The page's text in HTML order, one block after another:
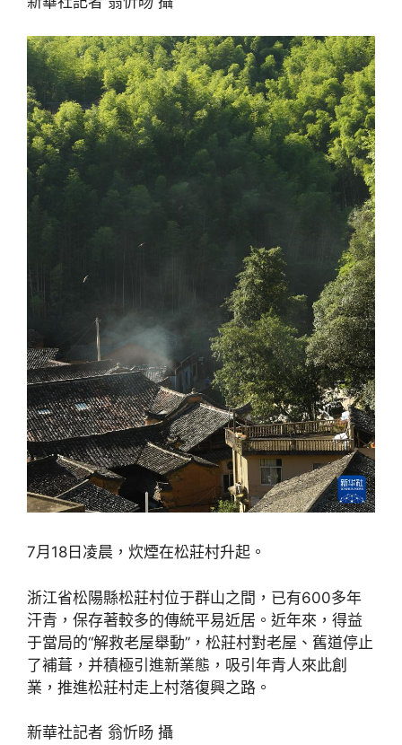
7月18日凌晨，炊煙在松莊村升起。
浙江省松陽縣松莊村位于群山之間，已有600多年
汗青，保存著較多的傳統平易近居。近年來，得益
于當局的“解救老屋舉動”，松莊村對老屋、舊道停止
了補葺，并積極引進新業態，吸引年青人來此創
業，推進松莊村走上村落復興之路。
新華社記者 翁忻旸 攝